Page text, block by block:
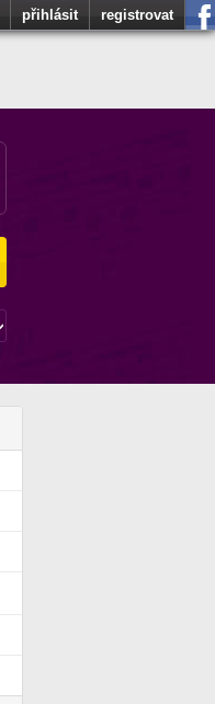
přihlásit registrovat